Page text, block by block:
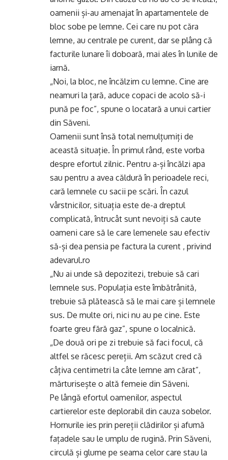
oamenii și-au amenajat în apartamentele de
bloc sobe pe lemne. Cei care nu pot căra
lemne, au centrale pe curent, dar se plâng că
facturile lunare îi doboară, mai ales în lunile de
iarnă.
„Noi, la bloc, ne încălzim cu lemne. Cine are
neamuri la țară, aduce copaci de acolo să-i
pună pe foc”, spune o locatară a unui cartier
din Săveni.
Oamenii sunt însă total nemulțumiți de
această situație. În primul rând, este vorba
despre efortul zilnic. Pentru a-și încălzi apa
sau pentru a avea căldură în perioadele reci,
cară lemnele cu sacii pe scări. În cazul
vârstnicilor, situația este de-a dreptul
complicată, întrucât sunt nevoiți să caute
oameni care să le care lemenele sau efectiv
să-și dea pensia pe factura la curent , privind
adevarul.ro
„Nu ai unde să depozitezi, trebuie să cari
lemnele sus. Populația este îmbătrânită,
trebuie să plătească să le mai care și lemnele
sus. De multe ori, nici nu au pe cine. Este
foarte greu fără gaz”, spune o localnică.
„De două ori pe zi trebuie să faci focul, că
altfel se răcesc pereții. Am scăzut cred că
câțiva centimetri la câte lemne am cărat”,
mărturisește o altă femeie din Săveni.
Pe lângă efortul oamenilor, aspectul
cartierelor este deplorabil din cauza sobelor.
Hornurile ies prin pereții clădirilor și afumă
fațadele sau le umplu de rugină. Prin Săveni,
circulă și glume pe seama celor care stau la